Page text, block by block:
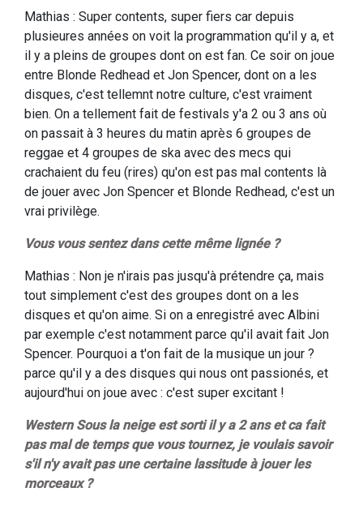
Mathias : Super contents, super fiers car depuis
plusieures années on voit la programmation qu'il y a, et
il y a pleins de groupes dont on est fan. Ce soir on joue
entre Blonde Redhead et Jon Spencer, dont on a les
disques, c'est tellemnt notre culture, c'est vraiment
bien. On a tellement fait de festivals y'a 2 ou 3 ans où
on passait à 3 heures du matin après 6 groupes de
reggae et 4 groupes de ska avec des mecs qui
crachaient du feu (rires) qu'on est pas mal contents là
de jouer avec Jon Spencer et Blonde Redhead, c'est un
vrai privilège.
Vous vous sentez dans cette même lignée ?
Mathias : Non je n'irais pas jusqu'à prétendre ça, mais
tout simplement c'est des groupes dont on a les
disques et qu'on aime. Si on a enregistré avec Albini
par exemple c'est notamment parce qu'il avait fait Jon
Spencer. Pourquoi a t'on fait de la musique un jour ?
parce qu'il y a des disques qui nous ont passionés, et
aujourd'hui on joue avec : c'est super excitant !
Western Sous la neige est sorti il y a 2 ans et ca fait
pas mal de temps que vous tournez, je voulais savoir
s'il n'y avait pas une certaine lassitude à jouer les
morceaux ?